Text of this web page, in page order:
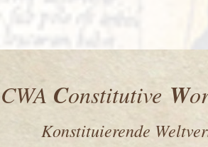
CWA Constitutive W
Konstituierende